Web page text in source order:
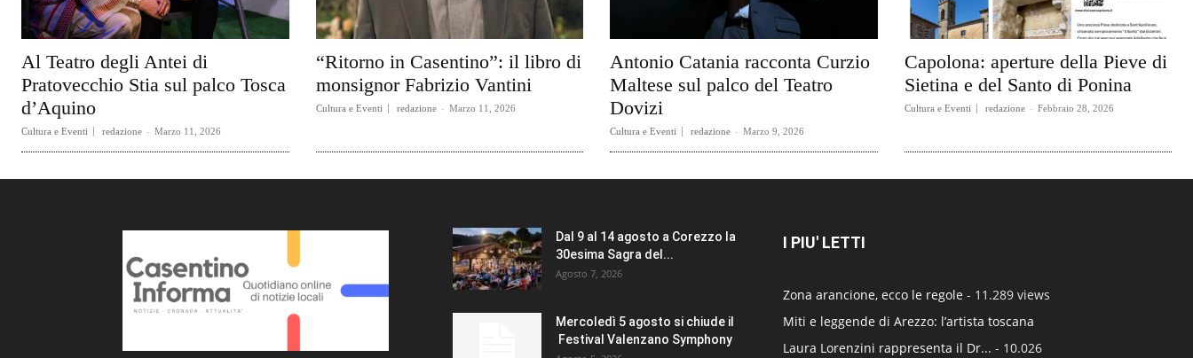
Al Teatro degli Antei di
Pratovecchio Stia sul palco Tosca
d’Aquino
Cultura e Eventi redazione - Marzo 11, 2026
“Ritorno in Casentino”: il libro di
monsignor Fabrizio Vantini
Cultura e Eventi redazione - Marzo 11, 2026
Antonio Catania racconta Curzio
Maltese sul palco del Teatro
Dovizi
Cultura e Eventi redazione - Marzo 9, 2026
Capolona: aperture della Pieve di
Sietina e del Santo di Ponina
Cultura e Eventi redazione - Febbraio 28, 2026
Dal 9 al 14 agosto a Corezzo la
30esima Sagra del...
Agosto 7, 2026
Mercoledì 5 agosto si chiude il
Festival Valenzano Symphony
I PIU' LETTI
Zona arancione, ecco le regole - 11.289 views
Miti e leggende di Arezzo: l’artista toscana
Laura Lorenzini rappresenta il Dr... - 10.026